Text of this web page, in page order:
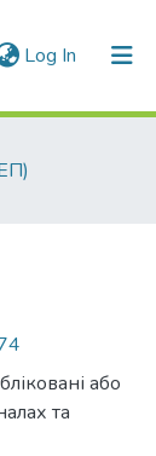
Log In (current)
або
та